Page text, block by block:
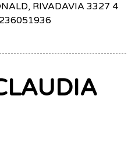
RIVADAVIA 3327 4